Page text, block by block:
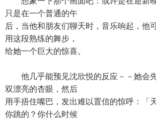
只是在一个普通的午
后，当他和朋友们聊天时，音乐响起，他
用这段熟练的舞步，
给她一个巨大的惊喜。
他几乎能预见沈欣悦的反应－－她会
双漂亮的杏眼，然后
用手捂住嘴巴，发出难以置信的惊呼：「
你跳的？你什么时候